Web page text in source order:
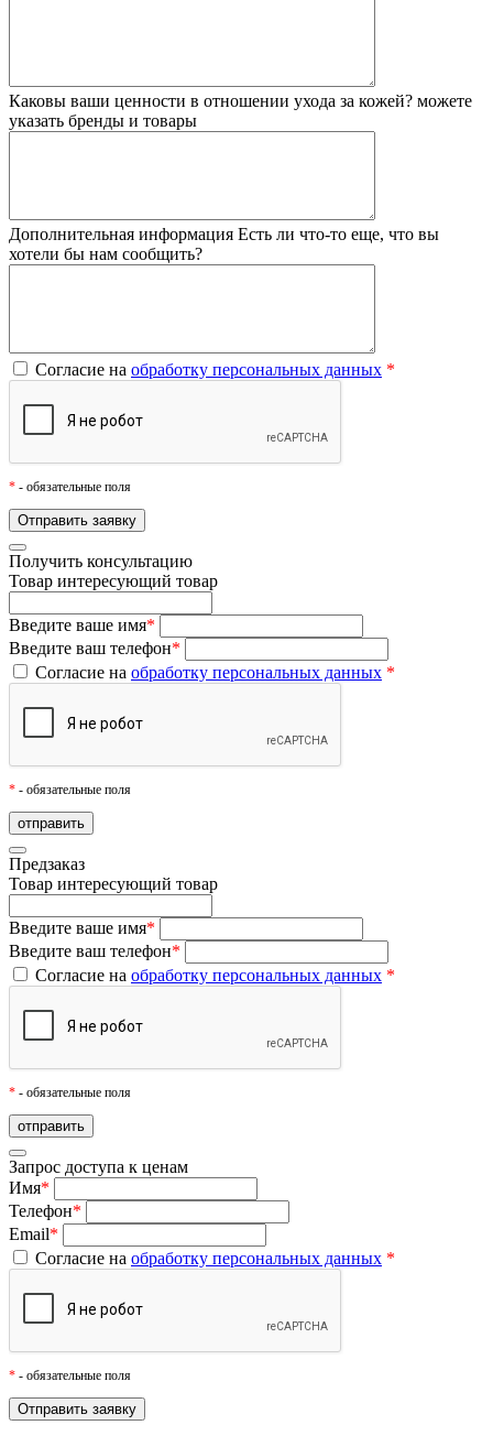
Каковы ваши ценности в отношении ухода за кожей? можете
указать бренды и товары
Дополнительная информация Есть ли что-то еще, что вы
хотели бы нам сообщить?
Согласие на обработку персональных данных *
* - обязательные поля
Получить консультацию
Товар интересующий товар
Введите ваше имя*
Введите ваш телефон*
Согласие на обработку персональных данных *
* - обязательные поля
Предзаказ
Товар интересующий товар
Введите ваше имя*
Введите ваш телефон*
Согласие на обработку персональных данных *
* - обязательные поля
Запрос доступа к ценам
Имя*
Телефон*
Email*
Согласие на обработку персональных данных *
* - обязательные поля